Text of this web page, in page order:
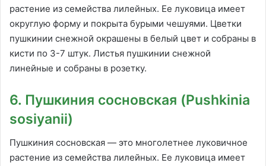
растение из семейства лилейных. Ее луковица имеет
округлую форму и покрыта бурыми чешуями. Цветки
пушкинии снежной окрашены в белый цвет и собраны в
кисти по 3-7 штук. Листья пушкинии снежной
линейные и собраны в розетку.
6. Пушкиния сосновская (Pushkinia
sosiyanii)
Пушкиния сосновская — это многолетнее луковичное
растение из семейства лилейных. Ее луковица имеет